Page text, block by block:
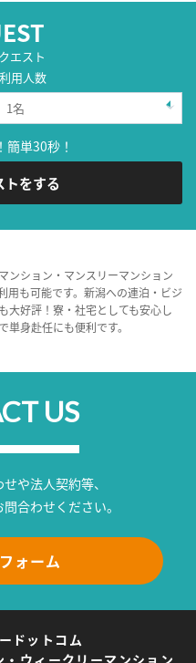
エスト
利用人数
簡単30秒！
トをする
ンション・マンスリーマンション
用も可能です。新潟への連泊・ビジ
大好評！寮・社宅としても安心し
身赴任にも便利です。
US
や法人契約等、
合わせください。
ォーム
ドットコム
ウィークリーマンション